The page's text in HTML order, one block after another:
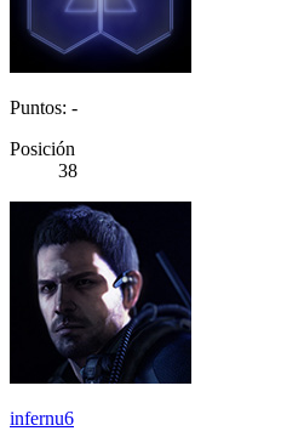
Puntos: -
Posición
38
infernu6